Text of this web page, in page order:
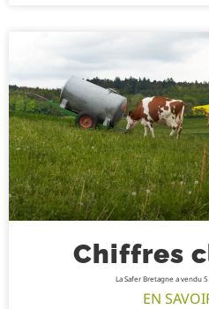
Chiffres
La Safer Bretagne a vendu
EN